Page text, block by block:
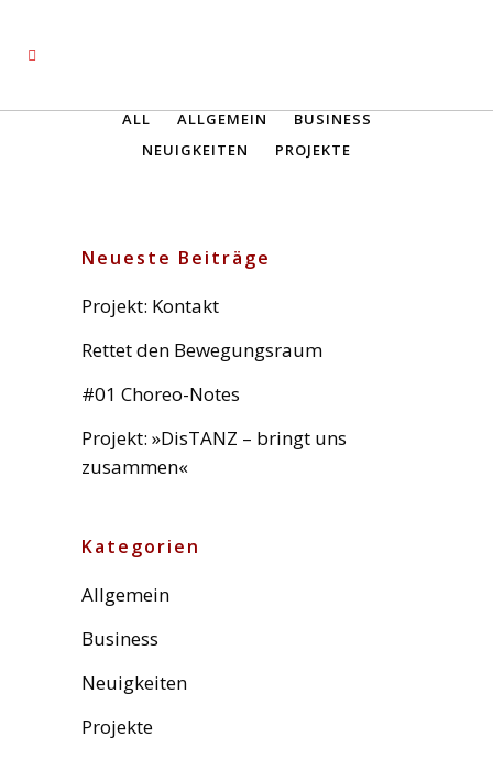
ALL ALLGEMEIN
BUSINESS
NEUIGKEITEN
PROJEKTE
Neueste Beiträge
Projekt: Kontakt
Rettet den Bewegungsraum
#01 Choreo-Notes
Projekt: »DisTANZ – bringt uns
zusammen«
Kategorien
Allgemein
Business
Neuigkeiten
Projekte